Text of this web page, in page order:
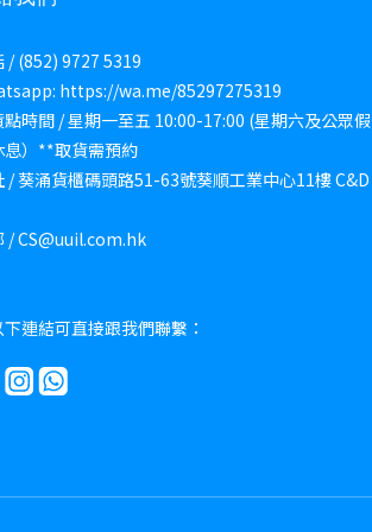
/ (852) 9727 5319
https://wa.me/85297275319
點時間 / 星期一至五 10:00-17:00 (星期六及公眾假
息）**取貨需預約
/ 葵涌貨櫃碼頭路51-63號葵順工業中心11樓 C&D
/ CS@uuil.com.hk
連結可直接跟我們聯繫：